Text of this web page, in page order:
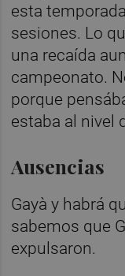
esta
sesiones. Lo
una recaída
campeonato.
porque
estaba al nivel
Ausencias
Gayà y habrá
sabemos que
expulsaron.